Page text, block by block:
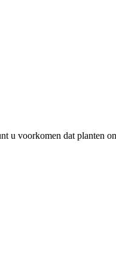
u voorkomen dat planten